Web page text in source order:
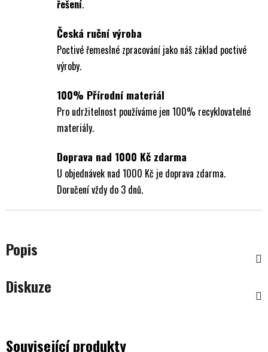
řešení.
Česká ruční výroba
Poctivé řemeslné zpracování jako náš základ poctivé
výroby.
100% Přírodní materiál
Pro udržitelnost používáme jen 100% recyklovatelné
materiály.
Doprava nad 1000 Kč zdarma
U objednávek nad 1000 Kč je doprava zdarma.
Doručení vždy do 3 dnů.
Popis
Diskuze
Související produkty